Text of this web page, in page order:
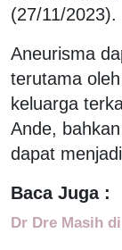
(27/11/2023).
Aneurisma
terutama
keluarga
Ande,
dapat
Baca Juga :
Dr Dre Masih